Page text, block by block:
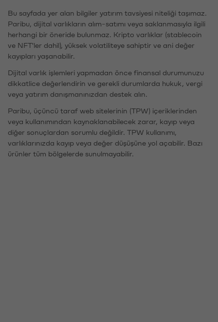
Bu sayfada yer alan bilgiler yatırım tavsiyesi niteliği taşımaz.
Paribu, dijital varlıkların alım-satımı veya saklanmasıyla ilgili
herhangi bir öneride bulunmaz. Kripto varlıklar (stablecoin
ve NFT'ler dahil), yüksek volatiliteye sahiptir ve ani değer
kayıpları yaşanabilir.
Dijital varlık işlemleri yapmadan önce finansal durumunuzu
dikkatlice değerlendirin ve gerekli durumlarda hukuk, vergi
veya yatırım danışmanınızdan destek alın.
Paribu, üçüncü taraf web sitelerinin (TPW) içeriklerinden
veya kullanımından kaynaklanabilecek zarar, kayıp veya
diğer sonuçlardan sorumlu değildir. TPW kullanımı,
varlıklarınızda kayıp veya değer düşüşüne yol açabilir. Bazı
ürünler tüm bölgelerde sunulmayabilir.